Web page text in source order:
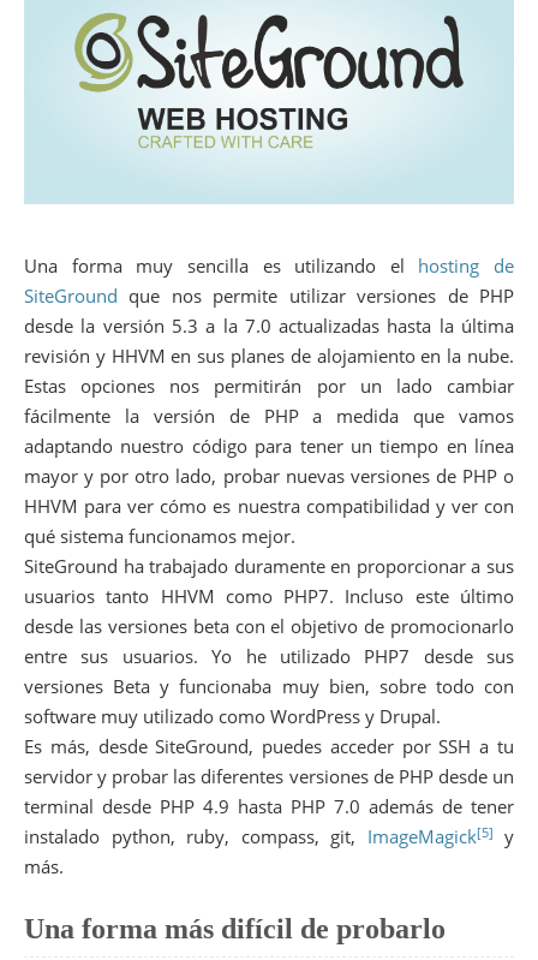
Una forma muy sencilla es utilizando el hosting de
SiteGround que nos permite utilizar versiones de PHP
desde la versión 5.3 a la 7.0 actualizadas hasta la última
revisión y HHVM en sus planes de alojamiento en la nube.
Estas opciones nos permitirán por un lado cambiar
fácilmente la versión de PHP a medida que vamos
adaptando nuestro código para tener un tiempo en línea
mayor y por otro lado, probar nuevas versiones de PHP o
HHVM para ver cómo es nuestra compatibilidad y ver con
qué sistema funcionamos mejor.
SiteGround ha trabajado duramente en proporcionar a sus
usuarios tanto HHVM como PHP7. Incluso este último
desde las versiones beta con el objetivo de promocionarlo
entre sus usuarios. Yo he utilizado PHP7 desde sus
versiones Beta y funcionaba muy bien, sobre todo con
software muy utilizado como WordPress y Drupal.
Es más, desde SiteGround, puedes acceder por SSH a tu
servidor y probar las diferentes versiones de PHP desde un
terminal desde PHP 4.9 hasta PHP 7.0 además de tener
instalado python, ruby, compass, git, ImageMagick[5]
y
más.
Una forma más difícil de probarlo